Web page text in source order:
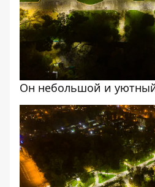
Он небольшой и